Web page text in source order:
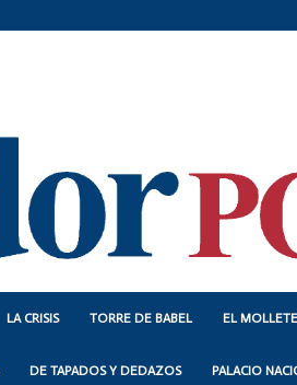
Indicador
LA CRISIS TORRE DE BABEL EL
DE TAPADOS Y DEDAZOS PALACIO